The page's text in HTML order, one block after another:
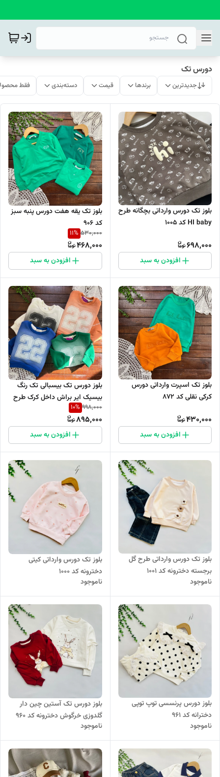
دورس تک
جدیدترین برندها قیمت دسته‌بندی فقط
بلوز تک دورس وارداتی بچگانه طرح
HI baby کد 1005
698,000
افزودن به سبد
بلوز تک یقه هفت دورس پنبه سبز
کد ۹۰۶
530,000
11%
468,000
افزودن به سبد
بلوز تک اسپرت وارداتی دورس
کرکی نقلی کد ۸۷۲
430,000
افزودن به سبد
بلوز دورس تک بیسبالی تک رنگ
بیسیک ایر براش داخل کرک طرح
22 کد 796
998,000
10%
895,000
افزودن به سبد
بلوز تک دورس وارداتی طرح گل
برجسته دخترونه کد ۱۰۰۱
ناموجود
بلوز تک دورس وارداتی کیتی
دخترونه کد ۱۰۰۰
ناموجود
بلوز دورس پرنسسی توپ توپی
دخترانه کد ۹۶۱
ناموجود
بلوز دورس تک آستین چین دار
گلدوزی خرگوش دخترونه کد ۹۶۰
ناموجود